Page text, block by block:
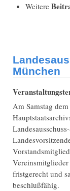
Weitere
München
Am Samstag
fristgerecht und
beschlußfähig.